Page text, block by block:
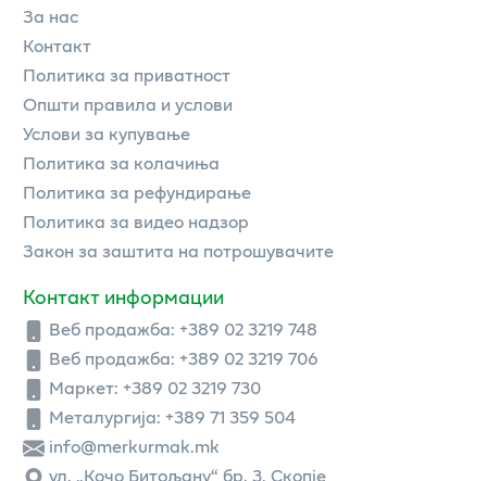
За нас
Контакт
Политика за приватност
Општи правила и услови
Услови за купување
Политика за колачиња
Политика за рефундирање
Политика за видео надзор
Закон за заштита на потрошувачите
Контакт информации
Веб продажба: +389 02 3219 748
Веб продажба: +389 02 3219 706
Маркет: +389 02 3219 730
Металургија: +389 71 359 504
info@merkurmak.mk
ул. „Кочо Битољану“ бр. 3, Скопје